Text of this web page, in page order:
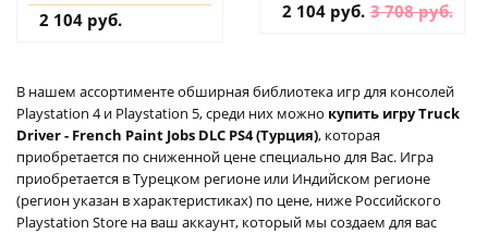
2 104 руб.
2 104 руб. 3 708 руб.
В нашем ассортименте обширная библиотека игр для консолей
Playstation 4 и Playstation 5, среди них можно купить игру Truck
Driver - French Paint Jobs DLC PS4 (Турция), которая
приобретается по сниженной цене специально для Вас. Игра
приобретается в Турецком регионе или Индийском регионе
(регион указан в характеристиках) по цене, ниже Российского
Playstation Store на ваш аккаунт, который мы создаем для вас